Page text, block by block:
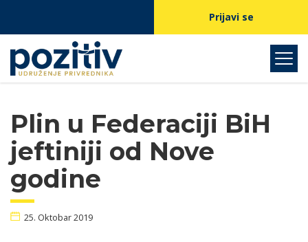
Prijavi se
Plin u Federaciji BiH
jeftiniji od Nove
godine
25. Oktobar 2019